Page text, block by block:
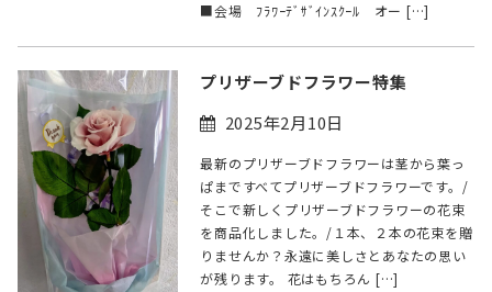
■会場 ﾌﾗﾜｰﾃﾞｻﾞｲﾝｽｸｰﾙ オー […]
プリザーブドフラワー特集
2025年2月10日
最新のプリザーブドフラワーは茎から葉っ
ぱまですべてプリザーブドフラワーです。/
そこで新しくプリザーブドフラワーの花束
を商品化しました。/１本、２本の花束を贈
りませんか？永遠に美しさとあなたの思い
が残ります。 花はもちろん […]